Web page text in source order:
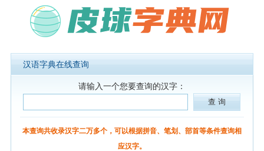
汉语字典在线查询
请输入一个您要查询的汉字：
本查询共收录汉字二万多个，可以根据拼音、笔划、部首等条件查询相
应汉字。